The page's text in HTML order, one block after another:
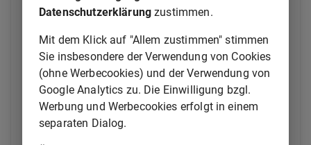
Verwaltungszusammenarbeit zwischen den
zuständigen Dienststellen der Mitgliedstaaten in den
Bereichen dieses Titels sowie die Zusammenarbeit
zwischen diesen Dienststellen und der Kommission
zu gewährleisten. Dabei beschließt er auf Vorschlag
der Kommission vorbehaltlich des Artikels 76
nach Anhörung des Europäischen Parlaments.
Datenschutzerklärung zustimmen.
Mit dem Klick auf "Allem zustimmen" stimmen
Sie insbesondere der Verwendung von Cookies
(ohne Werbecookies) und der Verwendung von
Google Analytics zu. Die Einwilligung bzgl.
Werbung und Werbecookies erfolgt in einem
separaten Dialog.